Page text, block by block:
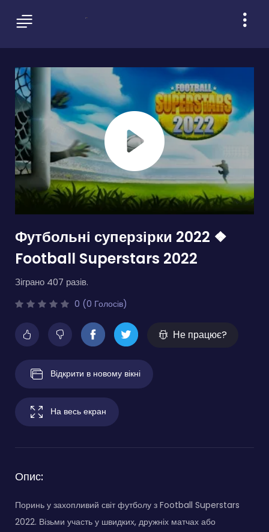
Футбольні суперзірки 2022 ❖
Football Superstars 2022
Зіграно 407 разів.
0 (0 Голосів)
Не працює?
Відкрити в новому вікні
На весь екран
Опис:
Поринь у захопливий світ футболу з Football Superstars
2022. Візьми участь у швидких, дружніх матчах або